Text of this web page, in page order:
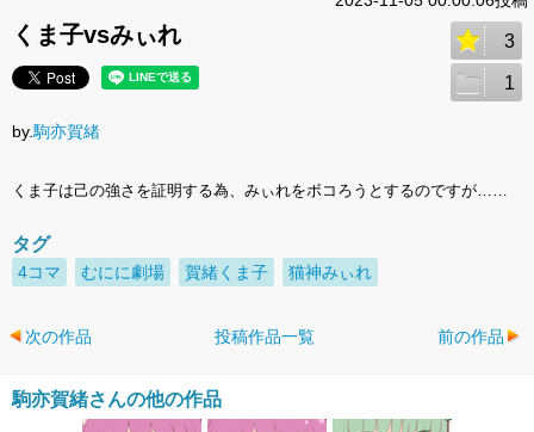
くま子vsみぃれ 3
1
by.駒亦賀緒
くま子は己の強さを証明する為、みぃれをボコろうとするのですが……
タグ
4コマ むにに劇場 賀緒くま子 猫神みぃれ
次の作品 投稿作品一覧 前の作品
駒亦賀緒さんの他の作品